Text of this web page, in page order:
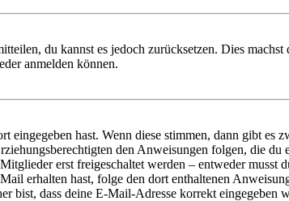
du kannst es jedoch zurücksetzen. Dies
anmelden können.
eingegeben hast. Wenn diese stimmen, dann gibt es
den Anweisungen folgen, die
erst freigeschaltet werden – entweder musst
erhalten hast, folge den dort enthaltenen
dass deine E-Mail-Adresse korrekt eingegeben